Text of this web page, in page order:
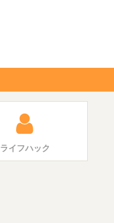
ライフハック